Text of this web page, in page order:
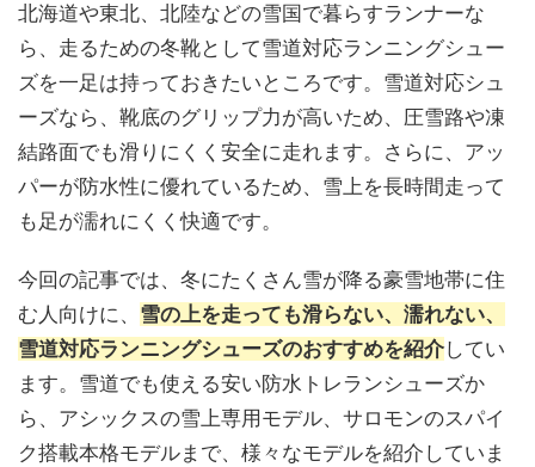
北海道や東北、北陸などの雪国で暮らすランナーな
ら、走るための冬靴として雪道対応ランニングシュー
ズを一足は持っておきたいところです。雪道対応シュ
ーズなら、靴底のグリップ力が高いため、圧雪路や凍
結路面でも滑りにくく安全に走れます。さらに、アッ
パーが防水性に優れているため、雪上を長時間走って
も足が濡れにくく快適です。
今回の記事では、冬にたくさん雪が降る豪雪地帯に住
む人向けに、 雪の上を走っても滑らない、濡れない、
雪道対応ランニングシューズのおすすめを紹介してい
ます。雪道でも使える安い防水トレランシューズか
ら、アシックスの雪上専用モデル、サロモンのスパイ
ク搭載本格モデルまで、様々なモデルを紹介していま